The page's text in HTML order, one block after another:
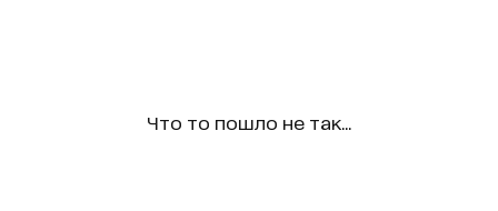
Что то пошло не так...